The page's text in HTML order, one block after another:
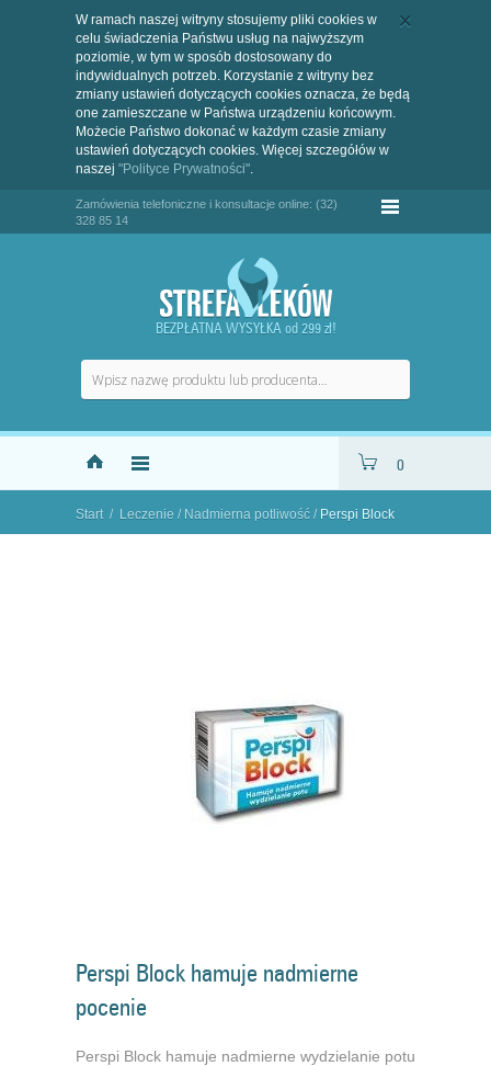
W ramach naszej witryny stosujemy pliki cookies w
celu świadczenia Państwu usług na najwyższym
poziomie, w tym w sposób dostosowany do
indywidualnych potrzeb. Korzystanie z witryny bez
zmiany ustawień dotyczących cookies oznacza, że będą
one zamieszczane w Państwa urządzeniu końcowym.
Możecie Państwo dokonać w każdym czasie zmiany
ustawień dotyczących cookies. Więcej szczegółów w
naszej "Polityce Prywatności".
Zamówienia telefoniczne i konsultacje online: (32)
328 85 14
BEZPŁATNA WYSYŁKA od 299 zł!
0
Start / Leczenie / Nadmierna potliwość / Perspi Block
Perspi Block hamuje nadmierne
pocenie
Perspi Block hamuje nadmierne wydzielanie potu